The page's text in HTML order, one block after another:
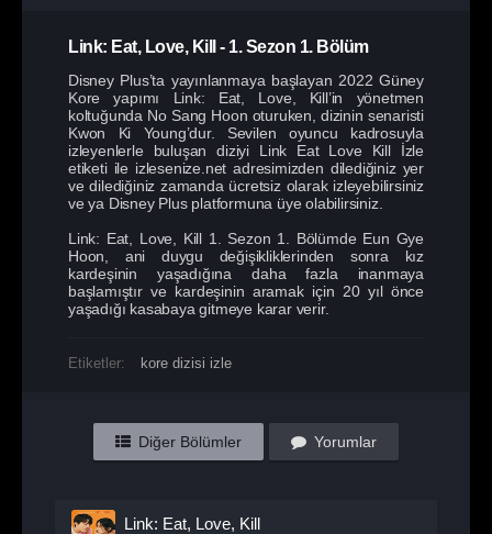
Link: Eat, Love, Kill - 1. Sezon 1. Bölüm
Disney Plus’ta yayınlanmaya başlayan 2022 Güney
Kore yapımı Link: Eat, Love, Kill’in yönetmen
koltuğunda No Sang Hoon oturuken, dizinin senaristi
Kwon Ki Young’dur. Sevilen oyuncu kadrosuyla
izleyenlerle buluşan diziyi Link Eat Love Kill İzle
etiketi ile izlesenize.net adresimizden dilediğiniz yer
ve dilediğiniz zamanda ücretsiz olarak izleyebilirsiniz
ve ya Disney Plus platformuna üye olabilirsiniz.
Link: Eat, Love, Kill 1. Sezon 1. Bölümde Eun Gye
Hoon, ani duygu değişikliklerinden sonra kız
kardeşinin yaşadığına daha fazla inanmaya
başlamıştır ve kardeşinin aramak için 20 yıl önce
yaşadığı kasabaya gitmeye karar verir.
Etiketler: kore dizisi izle
Diğer Bölümler Yorumlar
Link: Eat, Love, Kill